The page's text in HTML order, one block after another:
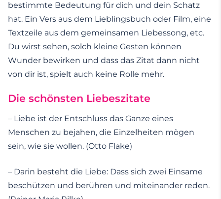
bestimmte Bedeutung für dich und dein Schatz
hat. Ein Vers aus dem Lieblingsbuch oder Film, eine
Textzeile aus dem gemeinsamen Liebessong, etc.
Du wirst sehen, solch kleine Gesten können
Wunder bewirken und dass das Zitat dann nicht
von dir ist, spielt auch keine Rolle mehr.
Die schönsten Liebeszitate
– Liebe ist der Entschluss das Ganze eines
Menschen zu bejahen, die Einzelheiten mögen
sein, wie sie wollen. (Otto Flake)
– Darin besteht die Liebe: Dass sich zwei Einsame
beschützen und berühren und miteinander reden.